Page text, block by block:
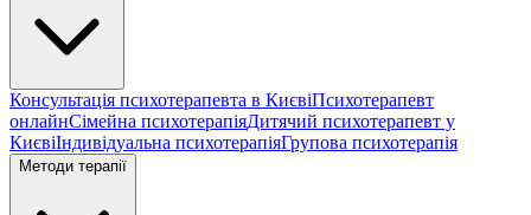
Консультація психотерапевта в КиєвіПсихотерапевт
онлайнСімейна психотерапіяДитячий психотерапевт у
КиєвіІндивідуальна психотерапіяГрупова психотерапія
Методи терапії